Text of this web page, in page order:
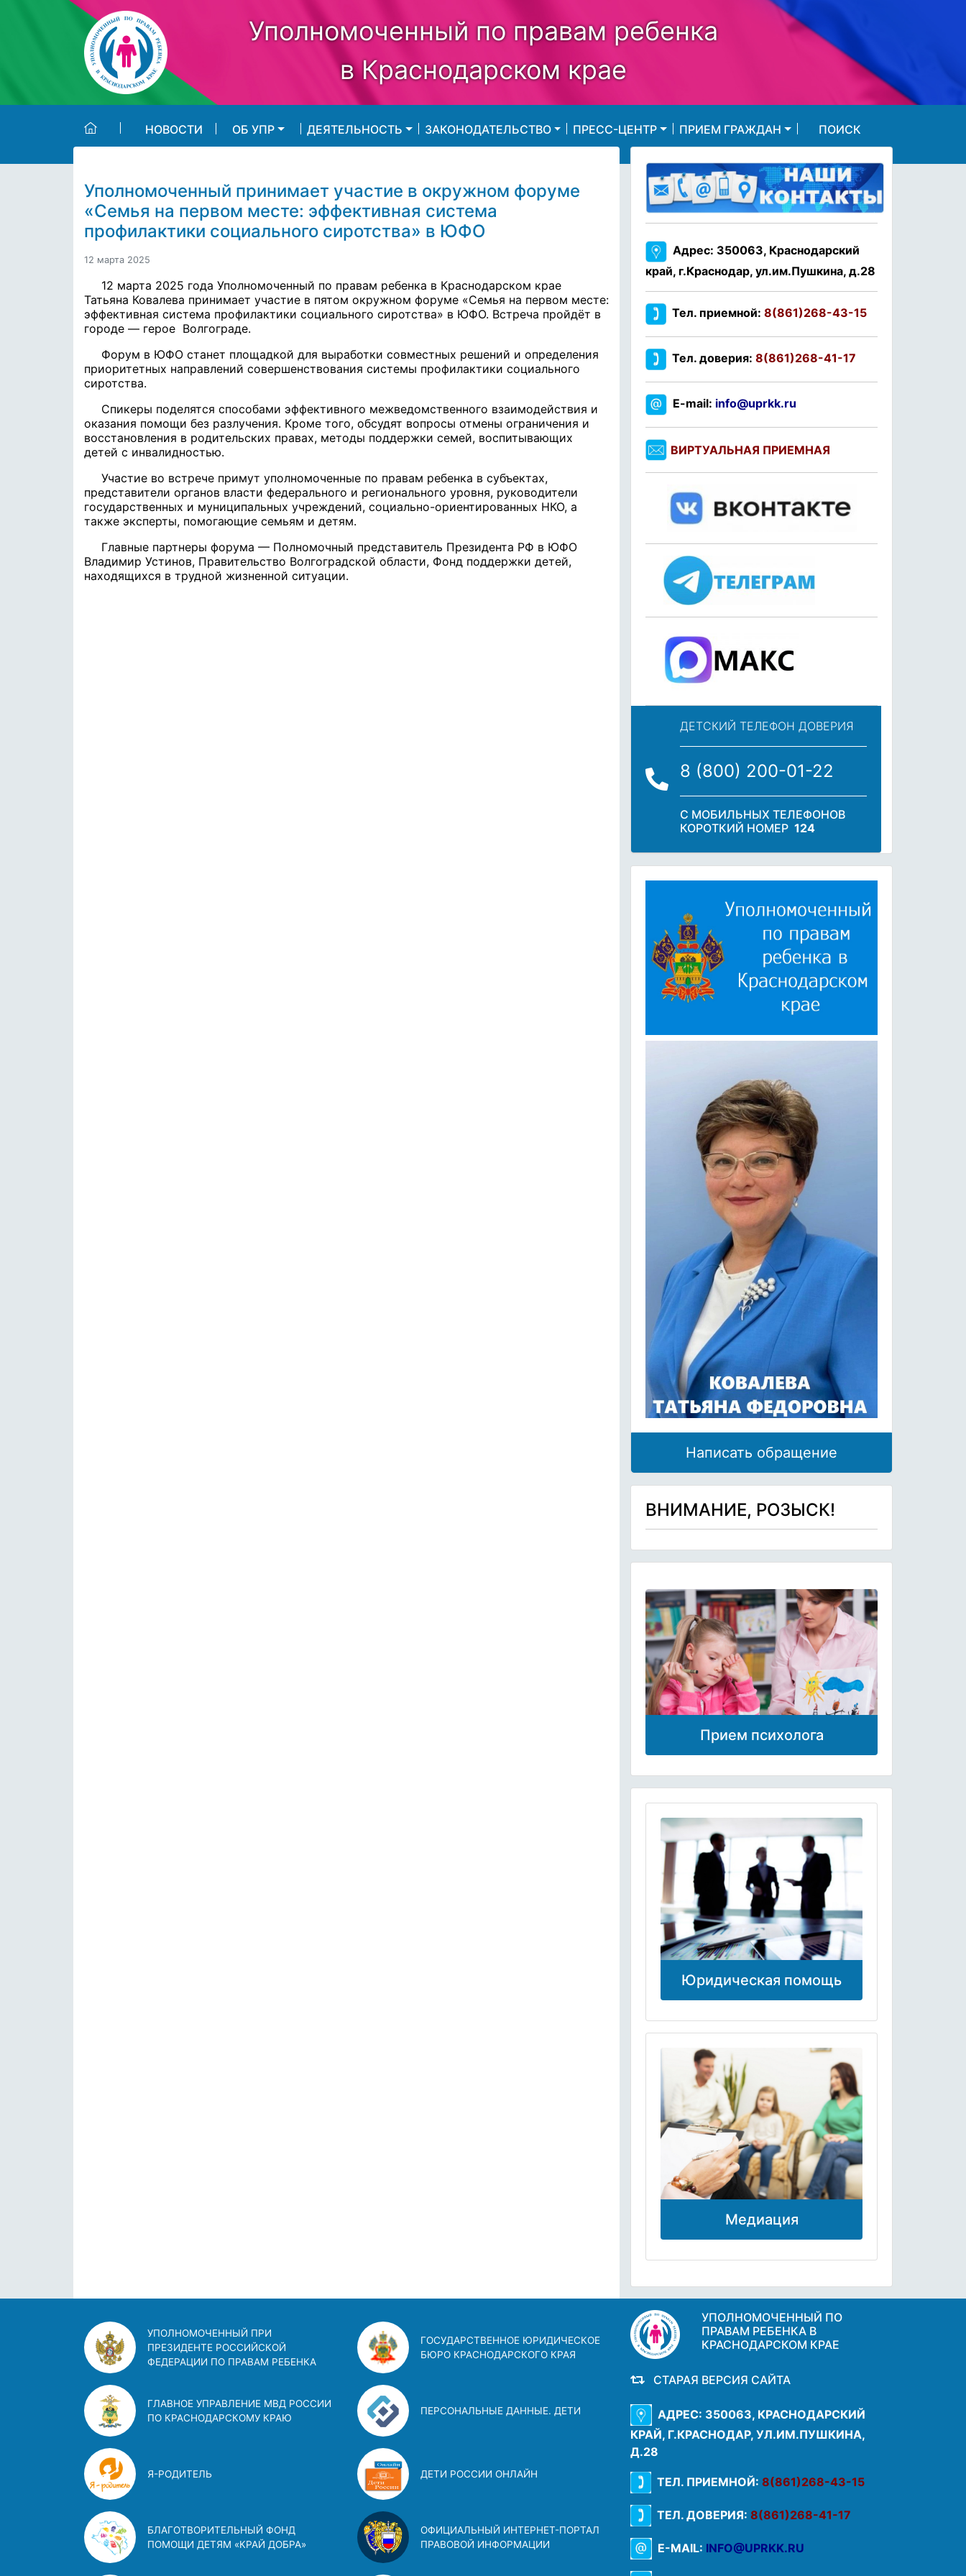
Skip to main content
Уполномоченный по правам ребенка
в Краснодарском крае
НОВОСТИ ОБ УПР ДЕЯТЕЛЬНОСТЬ ЗАКОНОДАТЕЛЬСТВО ПРЕСС-ЦЕНТР ПРИЕМ ГРАЖДАН ПОИСК
Уполномоченный принимает участие в окружном форуме
«Семья на первом месте: эффективная система
профилактики социального сиротства» в ЮФО
12 марта 2025
12 марта 2025 года Уполномоченный по правам ребенка в Краснодарском крае
Татьяна Ковалева принимает участие в пятом окружном форуме «Семья на первом месте:
эффективная система профилактики социального сиротства» в ЮФО. Встреча пройдёт в
городе — герое Волгограде.
Форум в ЮФО станет площадкой для выработки совместных решений и определения
приоритетных направлений совершенствования системы профилактики социального
сиротства.
Спикеры поделятся способами эффективного межведомственного взаимодействия и
оказания помощи без разлучения. Кроме того, обсудят вопросы отмены ограничения и
восстановления в родительских правах, методы поддержки семей, воспитывающих
детей с инвалидностью.
Участие во встрече примут уполномоченные по правам ребенка в субъектах,
представители органов власти федерального и регионального уровня, руководители
государственных и муниципальных учреждений, социально-ориентированных НКО, а
также эксперты, помогающие семьям и детям.
Главные партнеры форума — Полномочный представитель Президента РФ в ЮФО
Владимир Устинов, Правительство Волгоградской области, Фонд поддержки детей,
находящихся в трудной жизненной ситуации.
Адрес: 350063, Краснодарский
край, г.Краснодар, ул.им.Пушкина, д.28
Тел. приемной: 8(861)268-43-15
Тел. доверия: 8(861)268-41-17
E-mail: info@uprkk.ru
ВИРТУАЛЬНАЯ ПРИЕМНАЯ
ДЕТСКИЙ ТЕЛЕФОН ДОВЕРИЯ
8 (800) 200-01-22
С МОБИЛЬНЫХ ТЕЛЕФОНОВ
КОРОТКИЙ НОМЕР 124
Написать обращение
ВНИМАНИЕ, РОЗЫСК!
Прием психолога
Юридическая помощь
Медиация
УПОЛНОМОЧЕННЫЙ ПРИ
ПРЕЗИДЕНТЕ РОССИЙСКОЙ
ФЕДЕРАЦИИ ПО ПРАВАМ РЕБЕНКА
ГЛАВНОЕ УПРАВЛЕНИЕ МВД РОССИИ
ПО КРАСНОДАРСКОМУ КРАЮ
Я-РОДИТЕЛЬ
БЛАГОТВОРИТЕЛЬНЫЙ ФОНД
ПОМОЩИ ДЕТЯМ «КРАЙ ДОБРА»
ГОСУДАРСТВЕННОЕ ЮРИДИЧЕСКОЕ
БЮРО КРАСНОДАРСКОГО КРАЯ
ПЕРСОНАЛЬНЫЕ ДАННЫЕ. ДЕТИ
ДЕТИ РОССИИ ОНЛАЙН
ОФИЦИАЛЬНЫЙ ИНТЕРНЕТ-ПОРТАЛ
ПРАВОВОЙ ИНФОРМАЦИИ
УПОЛНОМОЧЕННЫЙ ПО
ПРАВАМ РЕБЕНКА В
КРАСНОДАРСКОМ КРАЕ
СТАРАЯ ВЕРСИЯ САЙТА
АДРЕС: 350063, КРАСНОДАРСКИЙ
КРАЙ, Г.КРАСНОДАР, УЛ.ИМ.ПУШКИНА,
Д.28
ТЕЛ. ПРИЕМНОЙ: 8(861)268-43-15
ТЕЛ. ДОВЕРИЯ: 8(861)268-41-17
E-MAIL: INFO@UPRKK.RU